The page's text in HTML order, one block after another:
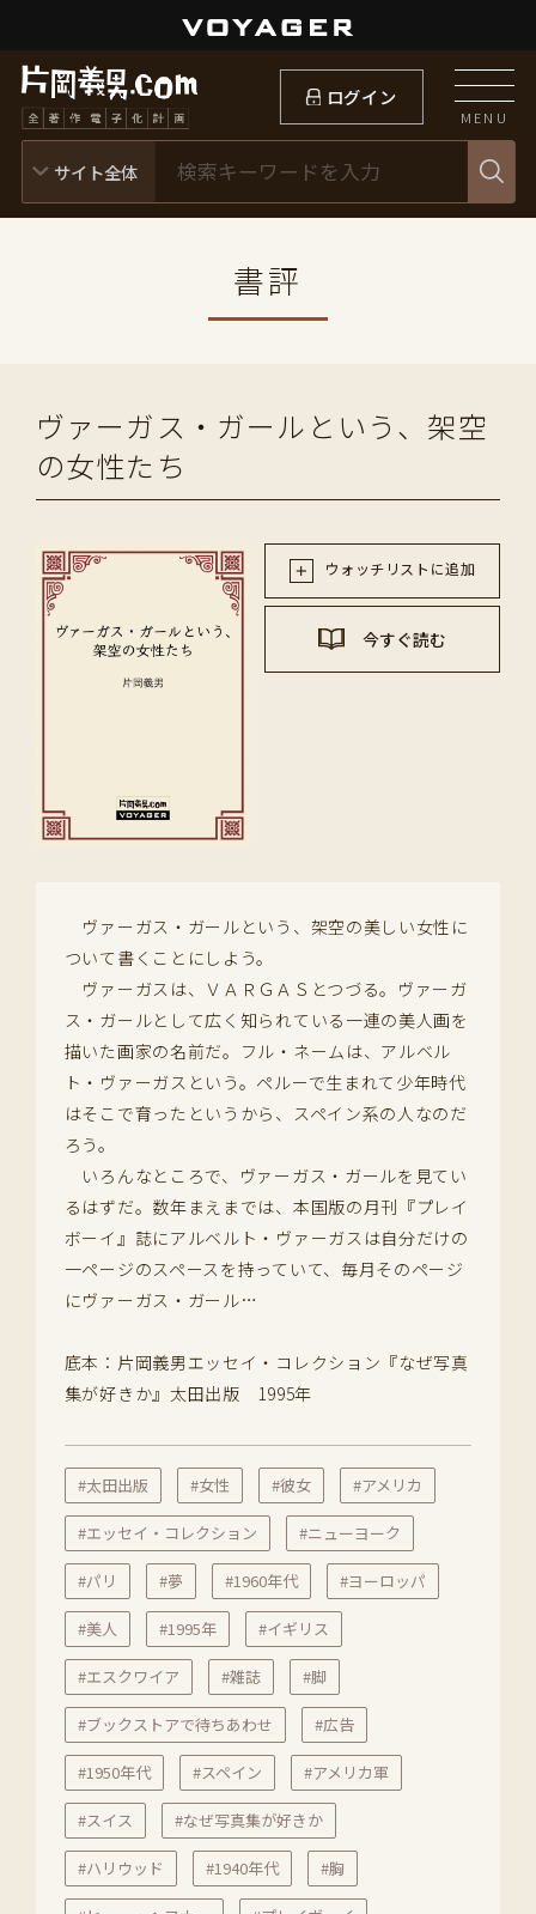
ログイン
MENU
書評
ヴァーガス・ガールという、架空
の女性たち
ウォッチリストに追加
今すぐ読む
ヴァーガス・ガールという、架空の美しい女性に
ついて書くことにしよう。
ヴァーガスは、ＶＡＲＧＡＳとつづる。ヴァーガ
ス・ガールとして広く知られている一連の美人画を
描いた画家の名前だ。フル・ネームは、アルベル
ト・ヴァーガスという。ペルーで生まれて少年時代
はそこで育ったというから、スペイン系の人なのだ
ろう。
いろんなところで、ヴァーガス・ガールを見てい
るはずだ。数年まえまでは、本国版の月刊『プレイ
ボーイ』誌にアルベルト・ヴァーガスは自分だけの
一ページのスペースを持っていて、毎月そのページ
にヴァーガス・ガール…
底本：片岡義男エッセイ・コレクション『なぜ写真
集が好きか』太田出版 1995年
#太田出版 #女性 #彼女 #アメリカ
#エッセイ・コレクション #ニューヨーク
#パリ #夢 #1960年代 #ヨーロッパ
#美人 #1995年 #イギリス
#エスクワイア #雑誌 #脚
#ブックストアで待ちあわせ #広告
#1950年代 #スペイン #アメリカ軍
#スイス #なぜ写真集が好きか
#ハリウッド #1940年代 #胸